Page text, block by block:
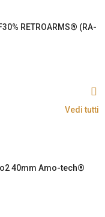
RETROARMS® (RA-
Vedi tutti
40mm Amo-tech®